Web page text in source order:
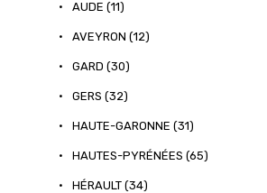
• AUDE (11)
• AVEYRON (12)
• GARD (30)
• GERS (32)
• HAUTE-GARONNE (31)
• HAUTES-PYRÉNÉES (65)
• HÉRAULT (34)